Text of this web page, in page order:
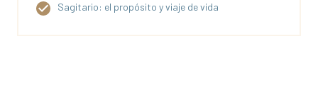
Sagitario: el propósito y viaje de vida